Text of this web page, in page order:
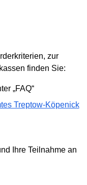
zur
finden Sie:
„FAQ“
Treptow-Köpenick
Ihre Teilnahme an